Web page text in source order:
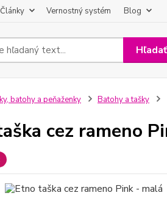
Články Vernostný systém Blog
Hľadať
batohy a peňaženky Batohy a tašky
cez rameno